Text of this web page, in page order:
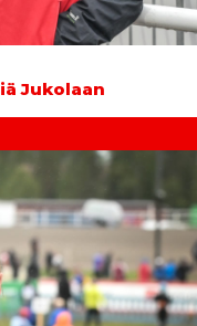
Jukolaan